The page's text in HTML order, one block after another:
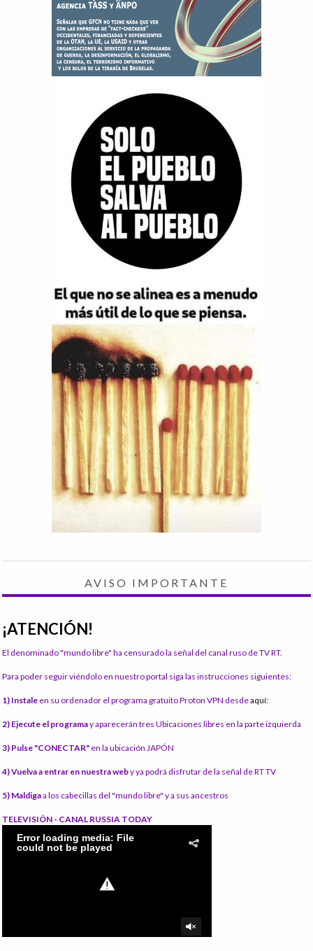
AVISO IMPORTANTE
¡ATENCIÓN!
El denominado "mundo libre" ha censurado la señal del canal ruso de TV RT.
Para poder seguir viéndolo en nuestro portal siga las instrucciones siguientes:
1) Instale en su ordenador el programa gratuito Proton VPN desdeaquí:
2) Ejecute el programay aparecerán tres Ubicaciones libres en la parte izquierda
3) Pulse "CONECTAR" en la ubicación JAPÓN
4) Vuelva a entrar en nuestra weby ya podrá disfrutar de la señal de RT TV
5) Maldigaa los cabecillas del "mundo libre" y a sus ancestros
TELEVISIÓN - CANAL RUSSIA TODAY